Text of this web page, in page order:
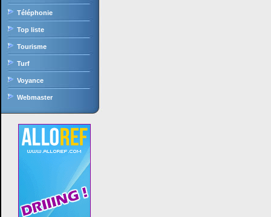
Téléphonie
Top liste
Tourisme
Turf
Voyance
Webmaster